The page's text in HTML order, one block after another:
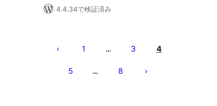
4.4.34で検証済み
1 … 3 4
5 … 8